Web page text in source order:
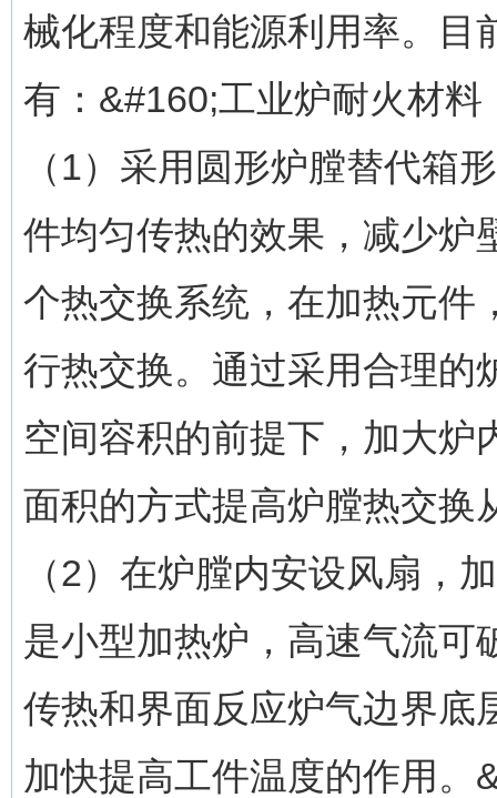
械化程度和能源利用率。目
有：&#160;工业炉耐火材料
（1）采用圆形炉膛替代箱
件均匀传热的效果，减少炉
个热交换系统，在加热元件
行热交换。通过采用合理的
空间容积的前提下，加大炉
面积的方式提高炉膛热交换
（2）在炉膛内安设风扇，
是小型加热炉，高速气流可
传热和界面反应炉气边界底
加快提高工件温度的作用。